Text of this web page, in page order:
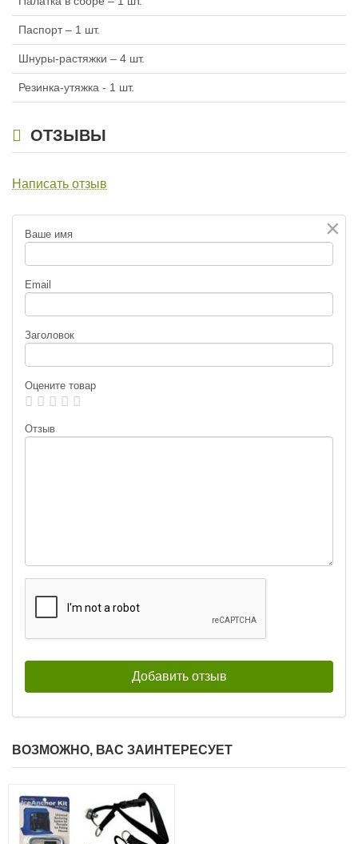
Паспорт – 1 шт.
Шнуры-растяжки – 4 шт.
Резинка-утяжка - 1 шт.
ОТЗЫВЫ
Написать отзыв
×
Ваше имя
Email
Заголовок
Оцените товар
Отзыв
ВОЗМОЖНО, ВАС ЗАИНТЕРЕСУЕТ